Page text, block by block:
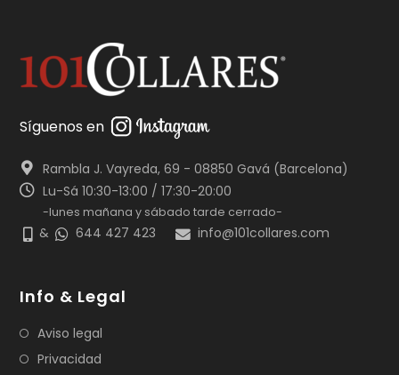
Síguenos en
Rambla J. Vayreda, 69 - 08850 Gavá (Barcelona)
Lu-Sá 10:30-13:00 / 17:30-20:00
-lunes mañana y sábado tarde cerrado-
& 644 427 423 info@101collares.com
Info & Legal
Aviso legal
Privacidad